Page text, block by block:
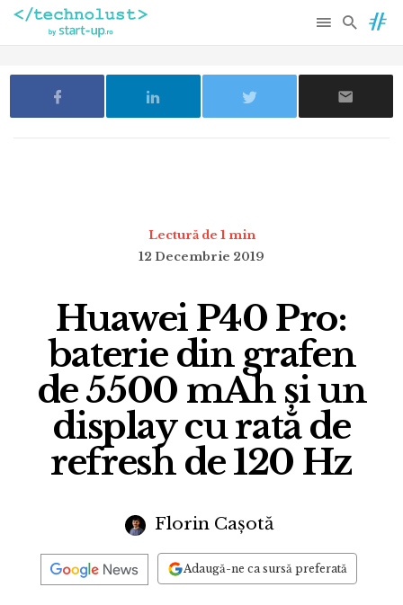
Lectură de 1 min
12 Decembrie 2019
Huawei P40 Pro:
baterie din grafen
de 5500 mAh și un
display cu rată de
refresh de 120 Hz
Florin Cașotă
Adaugă-ne ca sursă preferată